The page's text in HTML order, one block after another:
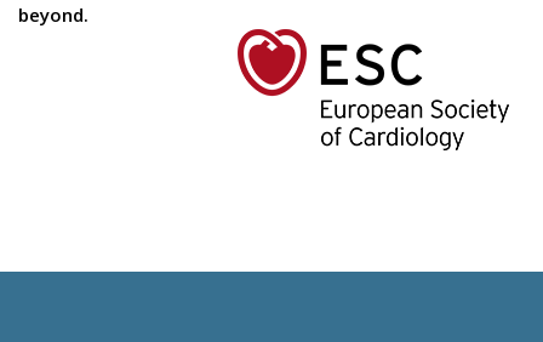
beyond.